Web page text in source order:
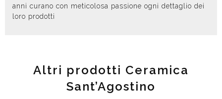
anni curano con meticolosa passione ogni dettaglio dei
loro prodotti
Altri prodotti Ceramica
Sant’Agostino